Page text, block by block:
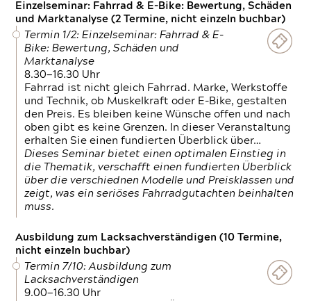
Einzelseminar: Fahrrad & E-Bike: Bewertung, Schäden
und Marktanalyse (2 Termine, nicht einzeln buchbar)
Termin 1/2: Einzelseminar: Fahrrad & E-
Bike: Bewertung, Schäden und
Marktanalyse
8.30—16.30 Uhr
Fahrrad ist nicht gleich Fahrrad. Marke, Werkstoffe
und Technik, ob Muskelkraft oder E-Bike, gestalten
den Preis. Es bleiben keine Wünsche offen und nach
oben gibt es keine Grenzen. In dieser Veranstaltung
erhalten Sie einen fundierten Überblick über…
Dieses Seminar bietet einen optimalen Einstieg in
die Thematik, verschafft einen fundierten Überblick
über die verschiednen Modelle und Preisklassen und
zeigt, was ein seriöses Fahrradgutachten beinhalten
muss.
Ausbildung zum Lacksachverständigen (10 Termine,
nicht einzeln buchbar)
Termin 7/10: Ausbildung zum
Lacksachverständigen
9.00—16.30 Uhr